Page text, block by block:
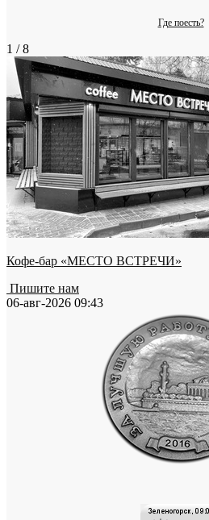
Где поесть?
1 / 8
Кофе-бар «МЕСТО ВСТРЕЧИ»
Пишите нам
06-авг-2026 09:43